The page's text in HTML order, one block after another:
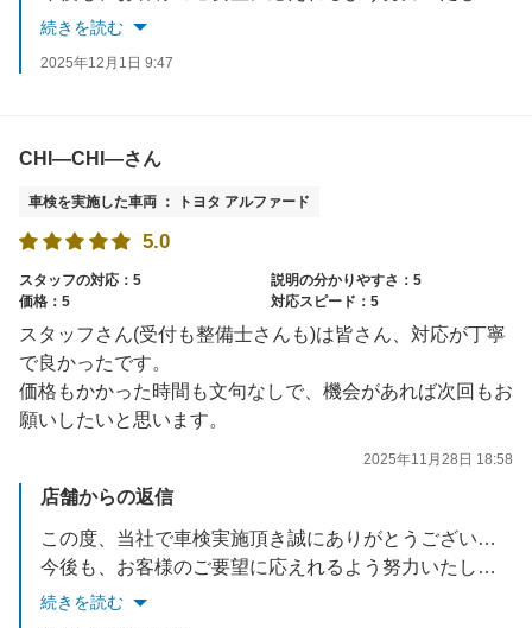
お車でお困りごとがあれば、いつでもご相談ください。
続きを読む
2025年12月1日 9:47
CHI—CHI—さん
車検を実施した車両 ： トヨタ アルファード
5.0
スタッフの対応：5
説明の分かりやすさ：5
価格：5
対応スピード：5
スタッフさん(受付も整備士さんも)は皆さん、対応が丁寧
で良かったです。
価格もかかった時間も文句なしで、機会があれば次回もお
願いしたいと思います。
2025年11月28日 18:58
店舗からの返信
この度、当社で車検実施頂き誠にありがとうございました。
今後も、お客様のご要望に応えれるよう努力いたします。
お車でお困りごとがあれば、いつでもご相談ください。
続きを読む